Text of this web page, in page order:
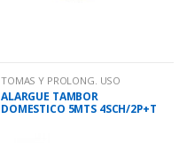
TOMAS Y PROLONG. USO
DOMESTICO
ALARGUE TAMBOR
DOMESTICO 5MTS 4SCH/2P+T